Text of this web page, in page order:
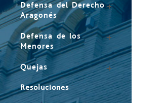
Defensa del Derecho
Aragonés
Defensa de los
Menores
Quejas
Resoluciones